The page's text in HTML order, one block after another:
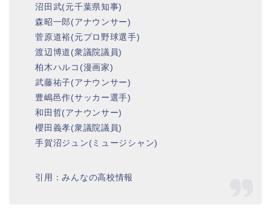
沼田武(元千葉県知事)
森昭一郎(アナウンサー)
菅原道裕(元プロ野球選手)
渡辺博道(衆議院議員)
柏木ハルコ(漫画家)
武藤祐子(アナウンサー)
豊嶋邑作(サッカー選手)
和田哲(アナウンサー)
櫻田義孝(衆議院議員)
手賀沼ジュン(ミュージシャン)
引用：みんなの高校情報